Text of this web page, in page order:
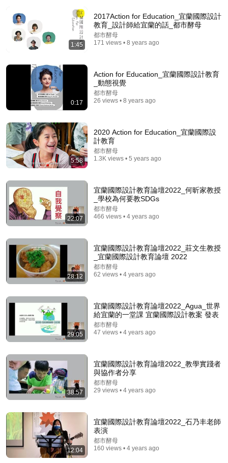
相 | Reality Check for 2026 Las Vegas Living
小楊的Vegas房產手札 • 353K views
笼中对：史上最严出入境新规解读，普通人还有出国的
New 608K views
牛奶加上它，骨头烂成渣！吃一次骨头就破一个洞，骨
1:45
2017Action for Education_宜蘭國際設計
教育_設計師給宜蘭的話_都市酵母
都市酵母
171 views • 8 years ago
0:17
Action for Education_宜蘭國際設計教育
_動態視覺
都市酵母
26 views • 8 years ago
5:58
2020 Action for Education_宜蘭國際設
計教育
都市酵母
1.3K views • 5 years ago
22:07
宜蘭國際設計教育論壇2022_何昕家教授
_學校為何要教SDGs
都市酵母
466 views • 4 years ago
28:12
宜蘭國際設計教育論壇2022_莊文生教授
_宜蘭國際設計教育論壇 2022
都市酵母
62 views • 4 years ago
29:05
宜蘭國際設計教育論壇2022_Agua_世界
給宜蘭的一堂課 宜蘭國際設計教案 發表
都市酵母
47 views • 4 years ago
38:57
宜蘭國際設計教育論壇2022_教學實踐者
與協作者分享
都市酵母
29 views • 4 years ago
12:04
宜蘭國際設計教育論壇2022_石乃丰老師
表演
都市酵母
160 views • 4 years ago